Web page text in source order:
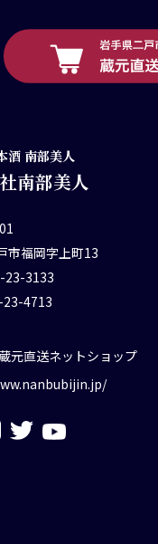
酒 南部美人
南部美人
市福岡字上町13
23-3133
23-4713
元直送ネットショップ